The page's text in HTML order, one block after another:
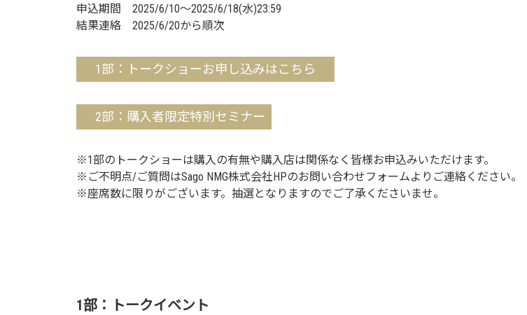
申込期間 2025/6/10～2025/6/18(水)23:59
結果連絡 2025/6/20から順次
1部：トークショーお申し込みはこちら
2部：購入者限定特別セミナー
※1部のトークショーは購入の有無や購入店は関係なく皆様お申込みいただけます。
※ご不明点/ご質問はSago NMG株式会社HPのお問い合わせフォームよりご連絡ください。
※座席数に限りがございます。抽選となりますのでご了承くださいませ。
1部：トークイベント